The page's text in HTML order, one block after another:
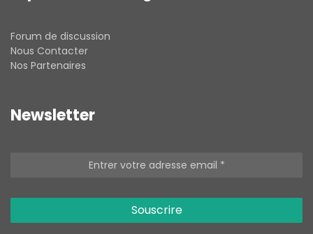
Forum de discussion
Nous Contacter
Nos Partenaires
Newsletter